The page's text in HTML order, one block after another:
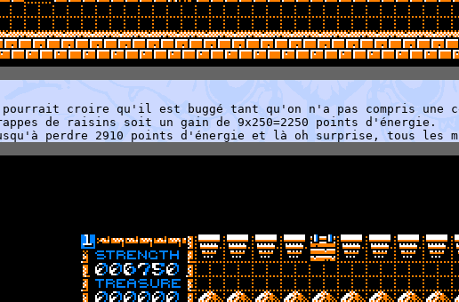
croire qu'il est buggé tant qu'on n'a pas compris une
de raisins soit un gain de 9x250=2250 points d'énergie.
perdre 2910 points d'énergie et là oh surprise, tous les